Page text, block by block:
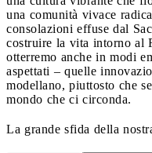
una comunità vivace
consolazioni effuse dal
costruire la vita intorno al
otterremo anche in modi
aspettati – quelle
modellano, piuttosto che
mondo che ci circonda.
La grande sfida della